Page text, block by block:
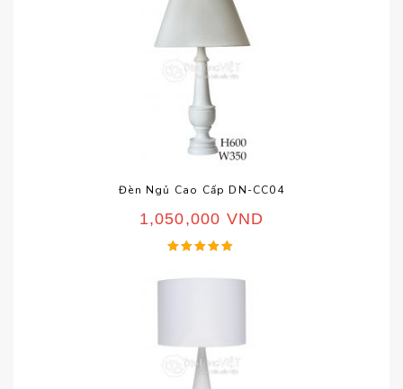
Đèn Ngủ Cao Cấp DN-CC04
1,050,000 VND
hạng